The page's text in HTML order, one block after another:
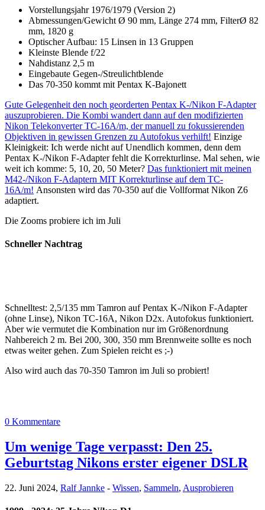
Vorstellungsjahr 1976/1979 (Version 2)
Abmessungen/Gewicht Ø 90 mm, Länge 274 mm, FilterØ 82
mm, 1820 g
Optischer Aufbau: 15 Linsen in 13 Gruppen
Kleinste Blende f/22
Nahdistanz 2,5 m
Eingebaute Gegen-/Streulichtblende
Das 70-350 kommt mit Pentax K-Bajonett
Gute Gelegenheit den noch georderten Pentax K-/Nikon F-Adapter
auszuprobieren. Die Kombi wandert dann auf den modifizierten
Nikon Telekonverter TC-16A/m, der manuell zu fokussierenden
Objektiven in gewissen Grenzen zu Autofokus verhilft! Einzige
Kleinigkeit: Ich werde nicht auf Unendlich kommen, denn dem
Pentax K-/Nikon F-Adapter fehlt die Korrekturlinse. Mal sehen, wie
weit ich komme: 5, 10, 20, 50 Meter? Das funktioniert mit meinen
M42-/Nikon F-Adaptern MIT Korrekturlinse auf dem TC-
16A/m! Ansonsten wird das 70-350 auf die Vollformat Nikon Z6
adaptiert.
Die Zooms probiere ich im Juli
Schneller Nachtrag
Schnelltest: 2,5/135 mm Tamron auf Pentax K-/Nikon F-Adapter
(ohne Linse), Nikon TC-16A, Nikon D2x. Autofokus funktioniert.
Aber wie vermutet die Kombination nur im Größenordnung
Nahbereich 2 m. Bei 200, 300, 350 mm Brennweite sollte es noch
etwas weiter gehen. Zum Spielen reicht es ;-)
Also wird auch das 70-350 Tamron im Juli so probiert!
0 Kommentare
Um wenige Tage verpasst: Den 25.
Geburtstag Nikons erster eigener DSLR
22. Juni 2024, Ralf Jannke - Wissen, Sammeln, Ausprobieren